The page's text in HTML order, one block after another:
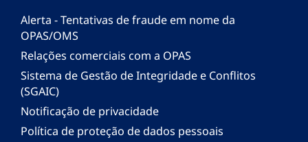
Alerta - Tentativas de fraude em nome da
OPAS/OMS
Relações comerciais com a OPAS
Sistema de Gestão de Integridade e Conflitos
(SGAIC)
Notificação de privacidade
Política de proteção de dados pessoais